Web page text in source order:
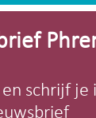
schrijf je